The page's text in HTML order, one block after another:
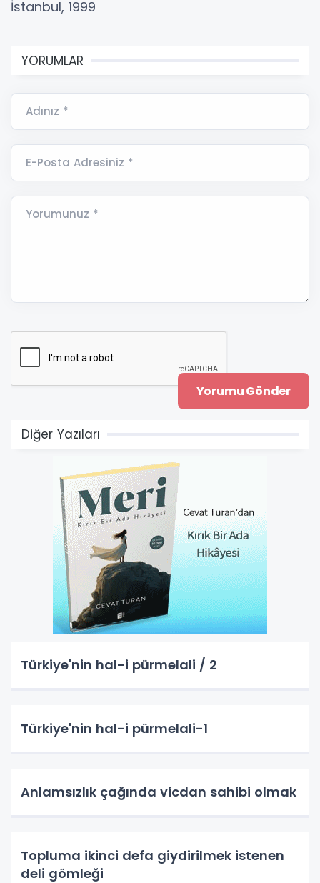
İstanbul, 1999
YORUMLAR
Adınız *
E-Posta Adresiniz *
Yorumunuz *
Diğer Yazıları
Türkiye'nin hal-i pürmelali / 2
Türkiye'nin hal-i pürmelali-1
Anlamsızlık çağında vicdan sahibi olmak
Topluma ikinci defa giydirilmek istenen
deli gömleği